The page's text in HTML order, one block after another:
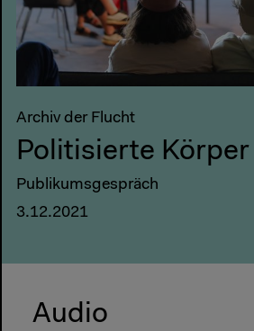
Archiv der Flucht
Politisierte Körper
Publikumsgespräch
3.12.2021
Audio